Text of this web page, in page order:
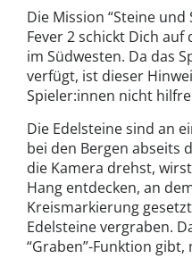
Die Mission “Steine
Fever 2 schickt Dich auf
im Südwesten. Da das
verfügt, ist dieser
Spieler:innen nicht
Die Edelsteine sind an
bei den Bergen abseits
die Kamera drehst,
Hang entdecken, an
Kreismarkierung
Edelsteine vergraben.
“Graben”-Funktion